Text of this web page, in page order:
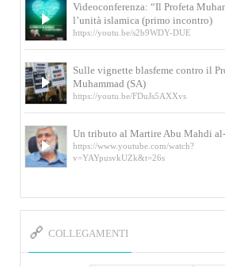
Videoconferenza: “Il Profeta
l’unità islamica (primo incontro)
https://youtu.be/s2b9WDY-DUE
Sulle vignette blasfeme contro il
Muhammad (SA)
https://youtu.be/FDuJs5AXXvs
Un tributo al Martire Abu Mahdi
https://www.youtube.com/watch?
v=YAYpusvkUZk&t=26s
L’Abluzione rituale (wudu)
e l’Imam Khomeini
COLLEGAMENTI